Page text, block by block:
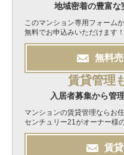
地域密着の豊富な
このマンション専用フォーム
無料でお申込みいただけます！
無料
賃貸管理
入居者募集から管
マンションの賃貸管理ならお
センチュリー21がオーナー様
賃